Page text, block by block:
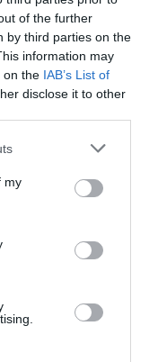
of the further
by third parties on the
information may
on the IAB’s List of
disclose it to other
or more Google
You may click to
third-party tags to
in below Google
my
Ελλάδας-
της
στη Σαουδική
...